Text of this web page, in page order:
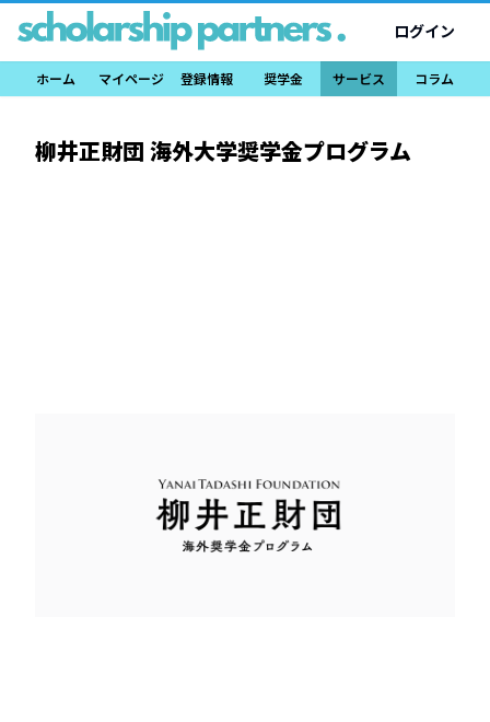
ログイン
ホーム マイページ 登録情報 奨学金 サービス コラム
柳井正財団 海外大学奨学金プログラム